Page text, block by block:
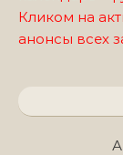
Кликом на
анонсы всех